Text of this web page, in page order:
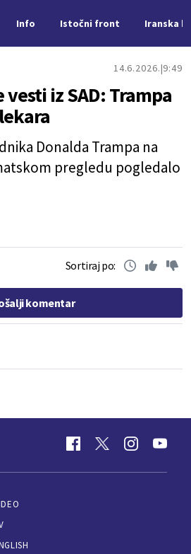
Info Istočni front Iranska
14.6.2026. 9:49
iz SAD: Trampa
Donalda Trampa na
pregledu pogledalo
Sortiraj po:
komentar